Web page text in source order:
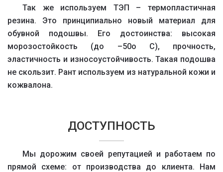
Так же используем ТЭП – термопластичная
резина. Это принципиально новый материал для
обувной подошвы. Его достоинства: высокая
морозостойкость (до –50о С), прочность,
эластичность и износоустойчивость. Такая подошва
не скользит. Рант используем из натуральной кожи и
кожвалона.
ДОСТУПНОСТЬ
Мы дорожим своей репутацией и работаем по
прямой схеме: от производства до клиента. Нам